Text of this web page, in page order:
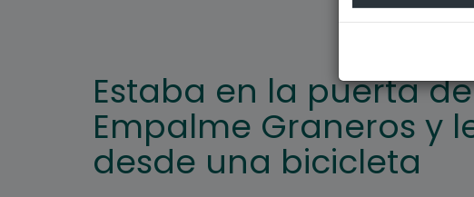
Estaba en la puerta
Empalme Graneros y
desde una bicicleta